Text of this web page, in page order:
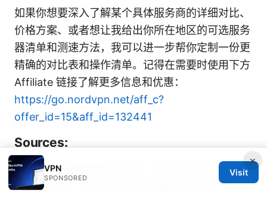
如果你想要深入了解某个具体服务商的详细对比、
价格方案、或者想让我给出你所在地区的可选服务
器清单和测速方法，我可以进一步帮你定制一份更
精确的对比表和操作清单。记得在需要时使用下方
Affiliate 链接了解更多信息和优惠：
https://go.nordvpn.net/aff_c?
offer_id=15&aff_id=132441
Sources:
Nordvpn是哪個國家的vpn？全方位解析：起源、
安全、特色 - NordVPN是哪個國家的VPN？全方
×
VPN
SPONSORED
Visit